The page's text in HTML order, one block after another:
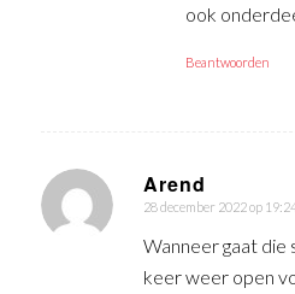
ook
Beantwoorden
Arend
zegt:
28 december 2022 op
Wanneer gaat die
keer weer open